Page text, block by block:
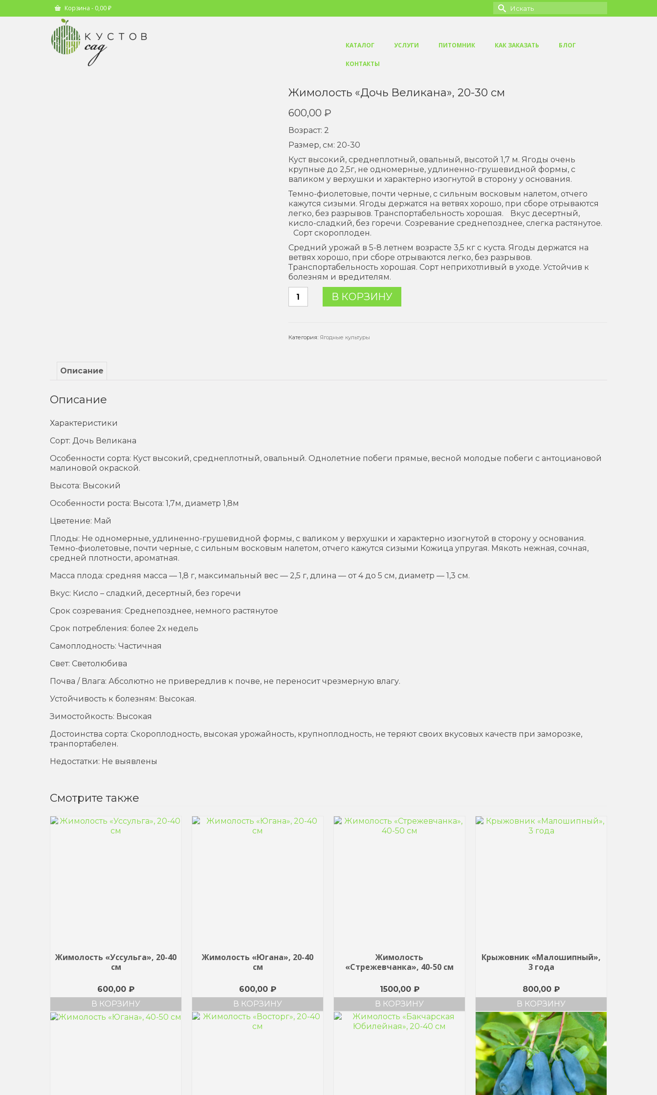
Корзина - 0,00₽ Искать:
КАТАЛОГ УСЛУГИ ПИТОМНИК КАК ЗАКАЗАТЬ БЛОГ
КОНТАКТЫ
Жимолость «Дочь Великана», 20-30 см
600,00 ₽
Возраст: 2
Размер, см: 20-30
Куст высокий, среднеплотный, овальный, высотой 1,7 м. Ягоды очень
крупные до 2,5г, не одномерные, удлиненно-грушевидной формы, с
валиком у верхушки и характерно изогнутой в сторону у основания.
Темно-фиолетовые, почти черные, с сильным восковым налетом, отчего
кажутся сизыми. Ягоды держатся на ветвях хорошо, при сборе отрываются
легко, без разрывов. Транспортабельность хорошая. Вкус десертный,
кисло-сладкий, без горечи. Созревание среднепозднее, слегка растянутое.
Сорт скороплоден.
Средний урожай в 5-8 летнем возрасте 3,5 кг с куста. Ягоды держатся на
ветвях хорошо, при сборе отрываются легко, без разрывов.
Транспортабельность хорошая. Сорт неприхотливый в уходе. Устойчив к
болезням и вредителям.
Количество
товара
20-
В КОРЗИНУ
Категория: Ягодные культуры
Описание
Описание
Характеристики
Сорт: Дочь Великана
Особенности сорта: Куст высокий, среднеплотный, овальный. Однолетние побеги прямые, весной молодые побеги с антоциановой
малиновой окраской.
Высота: Высокий
Особенности роста: Высота: 1,7м, диаметр 1,8м
Цветение: Май
Плоды: Не одномерные, удлиненно-грушевидной формы, с валиком у верхушки и характерно изогнутой в сторону у основания.
Темно-фиолетовые, почти черные, с сильным восковым налетом, отчего кажутся сизыми Кожица упругая. Мякоть нежная, сочная,
средней плотности, ароматная.
Масса плода: средняя масса — 1,8 г, максимальный вес — 2,5 г, длина — от 4 до 5 см, диаметр — 1,3 см.
Вкус: Кисло – сладкий, десертный, без горечи
Срок созревания: Среднепозднее, немного растянутое
Срок потребления: более 2х недель
Самоплодность: Частичная
Свет: Светолюбива
Почва / Влага: Абсолютно не привередлив к почве, не переносит чрезмерную влагу.
Устойчивость к болезням: Высокая.
Зимостойкость: Высокая
Достоинства сорта: Скороплодность, высокая урожайность, крупноплодность, не теряют своих вкусовых качеств при заморозке,
транпортабелен.
Недостатки: Не выявлены
Смотрите также
Жимолость «Уссульга», 20-40
см
600,00 ₽
В КОРЗИНУ
Жимолость «Югана», 20-40
см
600,00 ₽
В КОРЗИНУ
Жимолость
«Стрежевчанка», 40-50 см
1500,00 ₽
В КОРЗИНУ
Крыжовник «Малошипный»,
3 года
800,00 ₽
В КОРЗИНУ